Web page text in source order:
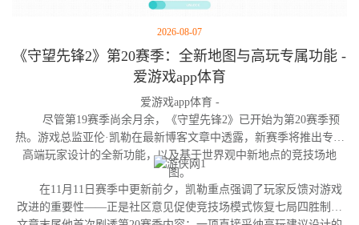
2026-08-07
《守望先锋2》第20赛季：全新地图与高玩专属功能 -
爱游戏app体育
爱游戏app体育 -
尽管第19赛季尚余月余，《守望先锋2》已开始为第20赛季预
热。游戏总监亚伦·凯勒在最新博客文章中透露，新赛季将推出专为
高端玩家设计的全新功能，以及基于世界观中新地点的竞技场地
图。
在11月11日赛季中更新前夕，凯勒重点强调了玩家反馈对游戏
改进的重要性——正是社区意见促使竞技场模式恢复七局四胜制。